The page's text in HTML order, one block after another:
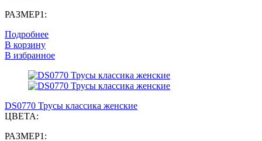
РАЗМЕР1:
Подробнее
В корзину
В избранное
DS0770 Трусы классика женские
ЦВЕТА:
РАЗМЕР1: